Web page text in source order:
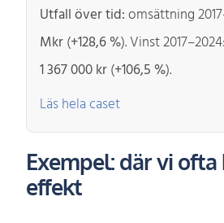
Utfall över tid:omsättning
Mkr(+128,6 %). Vinst 2017–2024:
1 367 000 kr(+106,5 %).
Läs hela caset
Exempel: där vi
effekt